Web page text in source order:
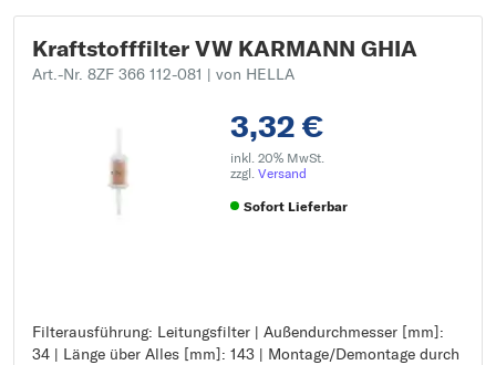
Kraftstofffilter VW KARMANN GHIA
Art.-Nr. 8ZF 366 112-081 | von HELLA
3,32 €
inkl. 20% MwSt.
zzgl. Versand
Sofort Lieferbar
Filterausführung: Leitungsfilter | Außendurchmesser [mm]:
34 | Länge über Alles [mm]: 143 | Montage/Demontage durch
Filterausführung: Leitungsfilter
Außendurchmesser [mm]: 34